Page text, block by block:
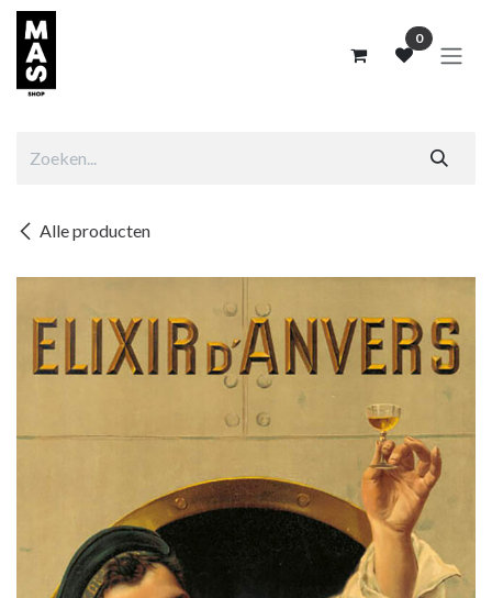
Overslaan naar inhoud
0
Alle producten